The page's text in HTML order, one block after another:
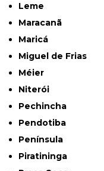
Leme
Maracanã
Maricá
Miguel de Frias
Méier
Niterói
Pechincha
Pendotiba
Península
Piratininga